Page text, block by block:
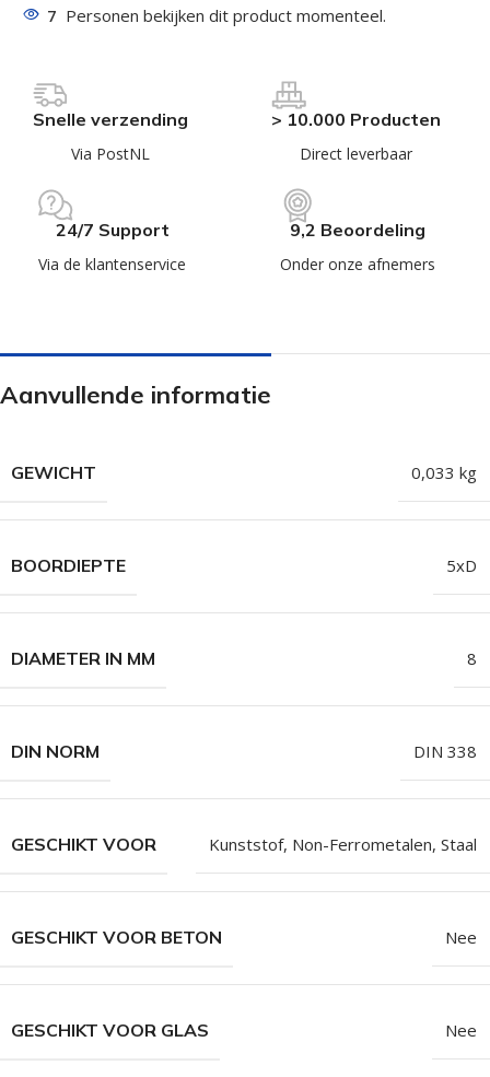
7 Personen bekijken dit product momenteel.
Snelle verzending
Via PostNL
> 10.000 Producten
Direct leverbaar
24/7 Support
Via de klantenservice
9,2 Beoordeling
Onder onze afnemers
Aanvullende informatie
GEWICHT 0,033 kg
BOORDIEPTE 5xD
DIAMETER IN MM 8
DIN NORM DIN 338
GESCHIKT VOOR Kunststof, Non-Ferrometalen, Staal
GESCHIKT VOOR BETON Nee
GESCHIKT VOOR GLAS Nee